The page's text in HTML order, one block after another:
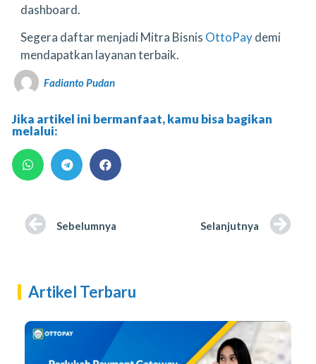
dashboard.
Segera daftar menjadi Mitra Bisnis OttoPaydemi
mendapatkan layanan terbaik.
Fadianto Pudan
Jika artikel ini bermanfaat, kamu bisa bagikan
melalui:
Sebelumnya Selanjutnya
Artikel Terbaru